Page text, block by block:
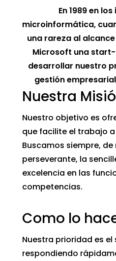
En 1989 en
microinformática,
una rareza al
Microsoft una
desarrollar nuestro
gestión
Nuestra
Nuestro objetivo es
que facilite el trabajo
Buscamos siempre, de
perseverante, la
excelencia en las
competencias.
Como lo
Nuestra prioridad es el
respondiendo